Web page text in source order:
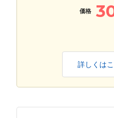
価格
詳しくは